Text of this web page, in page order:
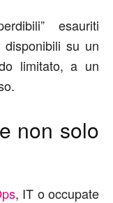
esauriti
disponibili su un
limitato, a un
non solo
, IT o occupate